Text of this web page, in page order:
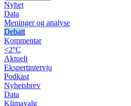
Nyhet
Data
Meninger og analyse
Debatt
Kommentar
<2°C
Aktuelt
Ekspertintervju
Podkast
Nyhetsbrev
Data
Klimavalg